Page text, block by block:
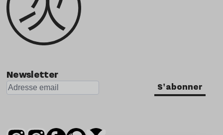
Newsletter
S'abonner